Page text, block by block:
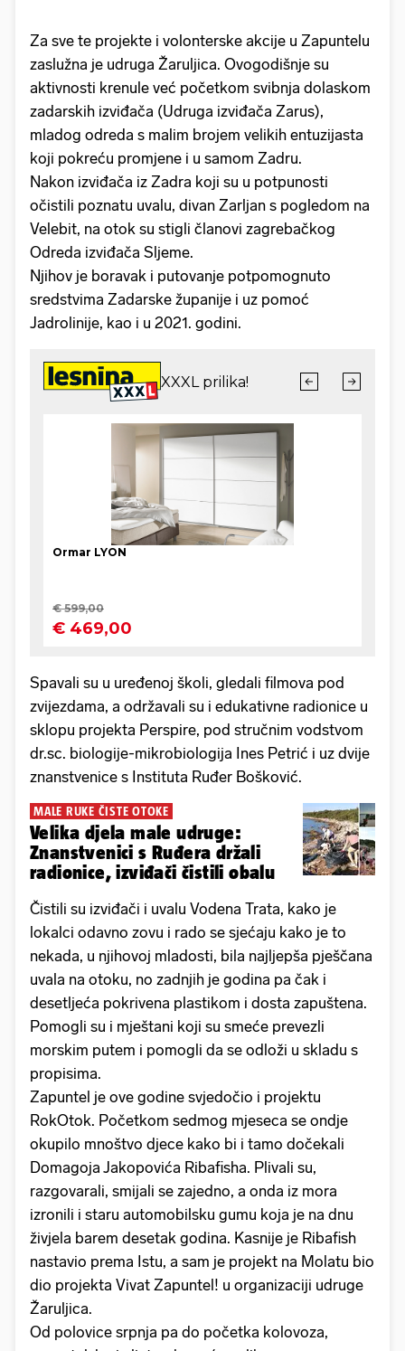
Za sve te projekte i volonterske akcije u Zapuntelu
zaslužna je udruga Žaruljica. Ovogodišnje su
aktivnosti krenule već početkom svibnja dolaskom
zadarskih izviđača (Udruga izviđača Zarus),
mladog odreda s malim brojem velikih entuzijasta
koji pokreću promjene i u samom Zadru.
Nakon izviđača iz Zadra koji su u potpunosti
očistili poznatu uvalu, divan Zarljan s pogledom na
Velebit, na otok su stigli članovi zagrebačkog
Odreda izviđača Sljeme.
Njihov je boravak i putovanje potpomognuto
sredstvima Zadarske županije i uz pomoć
Jadrolinije, kao i u 2021. godini.
Spavali su u uređenoj školi, gledali filmova pod
zvijezdama, a održavali su i edukativne radionice u
sklopu projekta Perspire, pod stručnim vodstvom
dr.sc. biologije-mikrobiologija Ines Petrić i uz dvije
znanstvenice s Instituta Ruđer Bošković.
MALE RUKE ČISTE OTOKE
Velika djela male udruge:
Znanstvenici s Ruđera držali
radionice, izviđači čistili obalu
Čistili su izviđači i uvalu Vodena Trata, kako je
lokalci odavno zovu i rado se sjećaju kako je to
nekada, u njihovoj mladosti, bila najljepša pješčana
uvala na otoku, no zadnjih je godina pa čak i
desetljeća pokrivena plastikom i dosta zapuštena.
Pomogli su i mještani koji su smeće prevezli
morskim putem i pomogli da se odloži u skladu s
propisima.
Zapuntel je ove godine svjedočio i projektu
RokOtok. Početkom sedmog mjeseca se ondje
okupilo mnoštvo djece kako bi i tamo dočekali
Domagoja Jakopovića Ribafisha. Plivali su,
razgovarali, smijali se zajedno, a onda iz mora
izronili i staru automobilsku gumu koja je na dnu
živjela barem desetak godina. Kasnije je Ribafish
nastavio prema Istu, a sam je projekt na Molatu bio
dio projekta Vivat Zapuntel! u organizaciji udruge
Žaruljica.
Od polovice srpnja pa do početka kolovoza,